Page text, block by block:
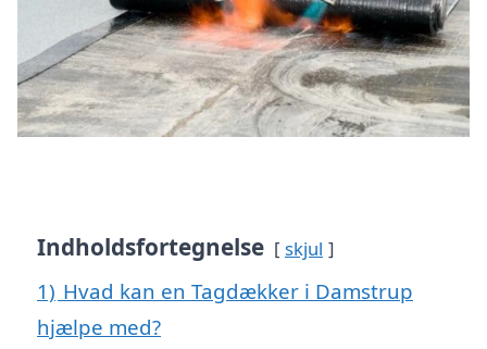
Indholdsfortegnelse skjul
1) Hvad kan en Tagdækker i Damstrup
hjælpe med?